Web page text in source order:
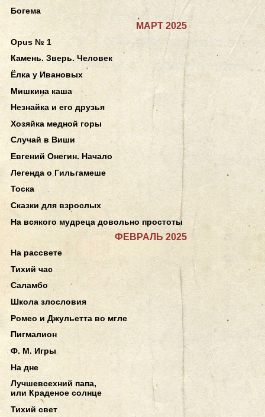
Богема
МАРТ 2025
Opus № 1
Камень. Зверь. Человек
Ёлка у Ивановых
Мишкина каша
Незнайка и его друзья
Хозяйка медной горы
Случай в Виши
Евгений Онегин. Начало
Легенда о Гильгамеше
Тоска
Сказки для взрослых
На всякого мудреца довольно простоты
ФЕВРАЛЬ 2025
На рассвете
Тихий час
Саламбо
Школа злословия
Ромео и Джульетта во мгле
Пигмалион
Ф. М. Игры
На дне
Лучшевсехний папа,
или Краденое солнце
Тихий свет